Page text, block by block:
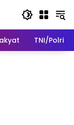
TNI/Polri